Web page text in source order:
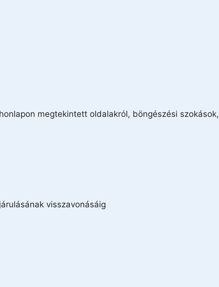
megtekintett oldalakról, böngészési szokások,
visszavonásáig